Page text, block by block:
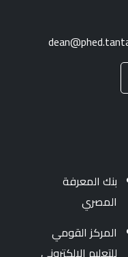
بنك المعرفة
المصري
المركز القومي
للتعليم الإلكتروني